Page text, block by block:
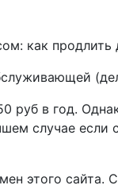
как продлить
в год.
случае
этого сайта.